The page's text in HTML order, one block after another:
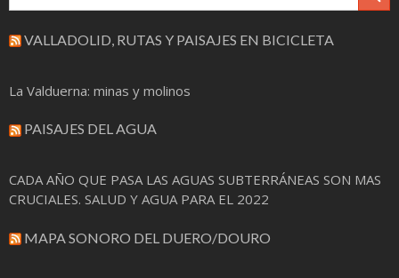
VALLADOLID, RUTAS Y PAISAJES EN BICICLETA
La Valduerna: minas y molinos
PAISAJES DEL AGUA
CADA AÑO QUE PASA LAS AGUAS SUBTERRÁNEAS SON MAS
CRUCIALES. SALUD Y AGUA PARA EL 2022
MAPA SONORO DEL DUERO/DOURO